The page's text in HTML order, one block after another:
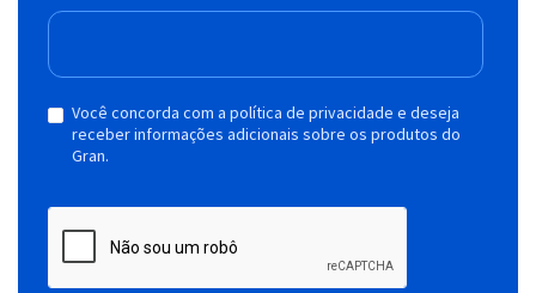
Você concorda com a política de privacidade e deseja
receber informações adicionais sobre os produtos do
Gran.